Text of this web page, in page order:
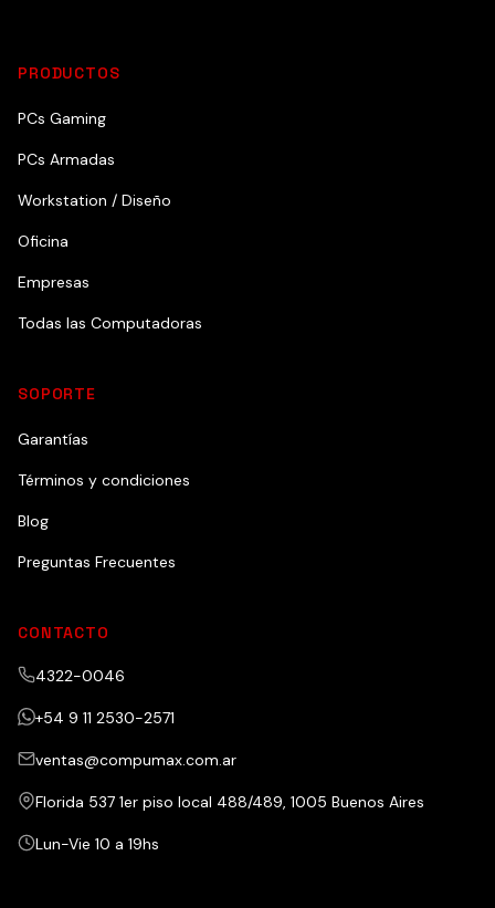
PRODUCTOS
PCs Gaming
PCs Armadas
Workstation / Diseño
Oficina
Empresas
Todas las Computadoras
SOPORTE
Garantías
Términos y condiciones
Blog
Preguntas Frecuentes
CONTACTO
4322-0046
+54 9 11 2530-2571
ventas@compumax.com.ar
Florida 537 1er piso local 488/489, 1005 Buenos Aires
Lun-Vie 10 a 19hs